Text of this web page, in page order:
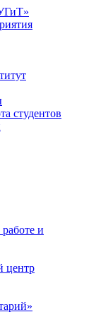
студентов
и
центр